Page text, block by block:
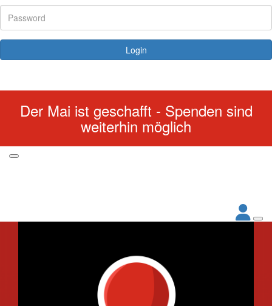
Login
Der Mai ist geschafft - Spenden sind
weiterhin möglich